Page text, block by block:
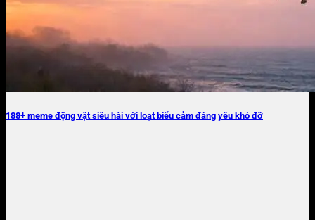
188+ meme động vật siêu hài với loạt biểu cảm đáng yêu khó đỡ